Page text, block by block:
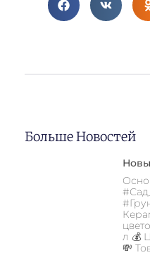
Больше Новостей
л 💰
💸